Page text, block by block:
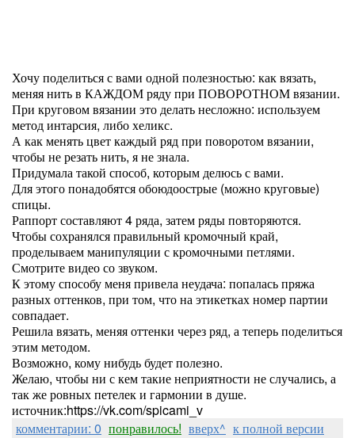
Хочу поделиться с вами одной полезностью: как вязать,
меняя нить в КАЖДОМ ряду при ПОВОРОТНОМ вязании.
При круговом вязании это делать несложно: используем
метод интарсия, либо хеликс.
А как менять цвет каждый ряд при поворотом вязании,
чтобы не резать нить, я не знала.
Придумала такой способ, которым делюсь с вами.
Для этого понадобятся обоюдоострые (можно круговые)
спицы.
Раппорт составляют 4 ряда, затем ряды повторяются.
Чтобы сохранялся правильный кромочный край,
проделываем манипуляции с кромочными петлями.
Смотрите видео со звуком.
К этому способу меня привела неудача: попалась пряжа
разных оттенков, при том, что на этикетках номер партии
совпадает.
Решила вязать, меняя оттенки через ряд, а теперь поделиться
этим методом.
Возможно, кому нибудь будет полезно.
Желаю, чтобы ни с кем такие неприятности не случались, а
так же ровных петелек и гармонии в душе.
источник:https://vk.com/spicami_v
комментарии: 0 понравилось! вверх^ к полной версии